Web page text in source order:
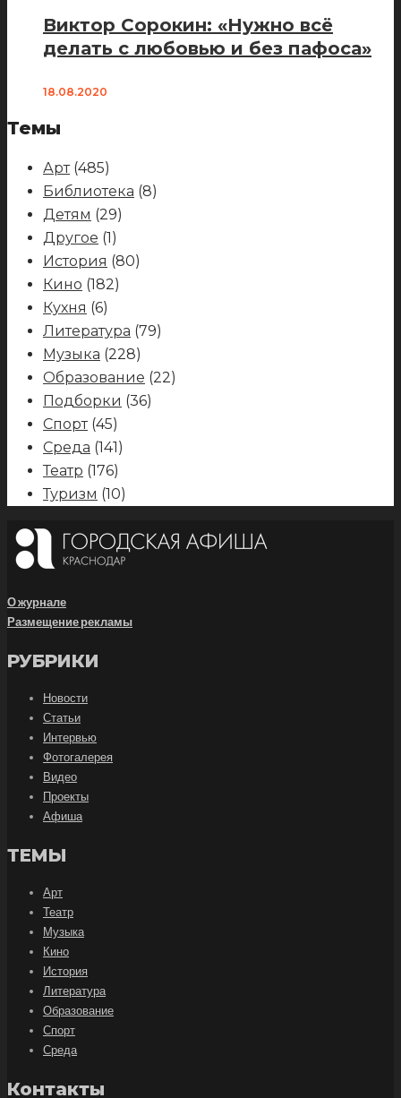
Виктор Сорокин: «Нужно всё
делать с любовью и без пафоса»
18.08.2020
Темы
Арт(485)
Библиотека (8)
Детям (29)
Другое (1)
История (80)
Кино (182)
Кухня (6)
Литература (79)
Музыка (228)
Образование (22)
Подборки (36)
Спорт(45)
Среда (141)
Театр (176)
Туризм (10)
О журнале
Размещение рекламы
РУБРИКИ
Новости
Статьи
Интервью
Фотогалерея
Видео
Проекты
Афиша
ТЕМЫ
Арт
Театр
Музыка
Кино
История
Литература
Образование
Спорт
Среда
Контакты